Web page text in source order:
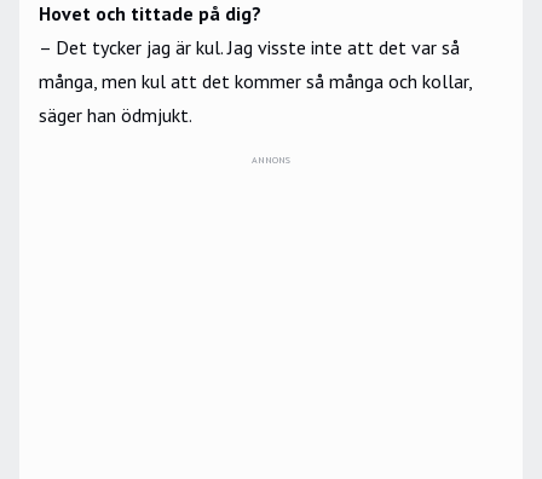
Hovet och tittade på dig?
– Det tycker jag är kul. Jag visste inte att det var så
många, men kul att det kommer så många och kollar,
säger han ödmjukt.
ANNONS